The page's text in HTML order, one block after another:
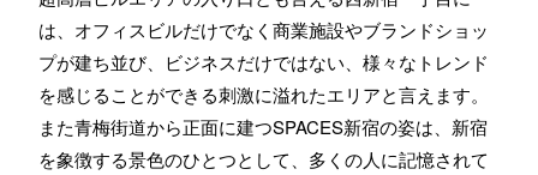
は、オフィスビルだけでなく商業施設やブランドショッ
プが建ち並び、ビジネスだけではない、様々なトレンド
を感じることができる刺激に溢れたエリアと言えます。
また青梅街道から正面に建つSPACES新宿の姿は、新宿
を象徴する景色のひとつとして、多くの人に記憶されて